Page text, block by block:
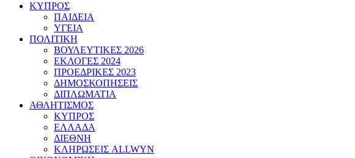
ΚΥΠΡΟΣ
ΠΑΙΔΕΙΑ
ΥΓΕΙΑ
ΠΟΛΙΤΙΚΗ
ΒΟΥΛΕΥΤΙΚΕΣ 2026
ΕΚΛΟΓΕΣ 2024
ΠΡΟΕΔΡΙΚΕΣ 2023
ΔΗΜΟΣΚΟΠΗΣΕΙΣ
ΔΙΠΛΩΜΑΤΙΑ
ΑΘΛΗΤΙΣΜΟΣ
ΚΥΠΡΟΣ
ΕΛΛΑΔΑ
ΔΙΕΘΝΗ
ΚΛΗΡΩΣΕΙΣ ALLWYN